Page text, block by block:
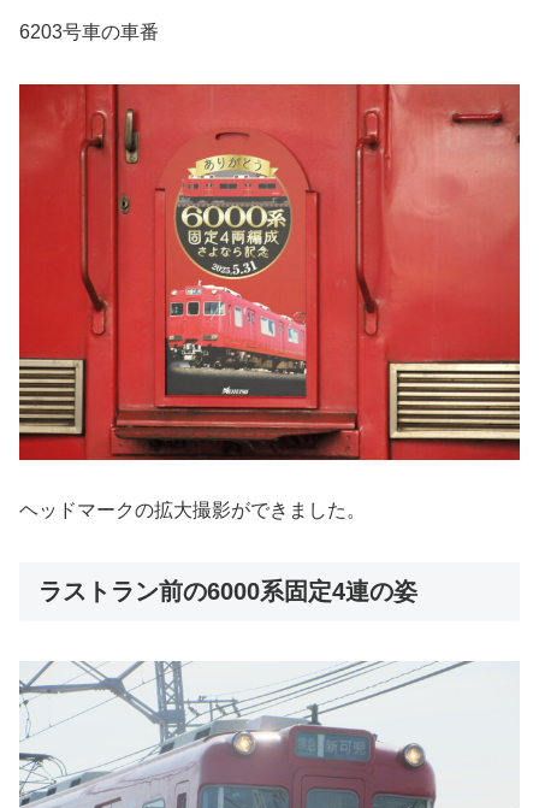
6203号車の車番
ヘッドマークの拡大撮影ができました。
ラストラン前の6000系固定4連の姿